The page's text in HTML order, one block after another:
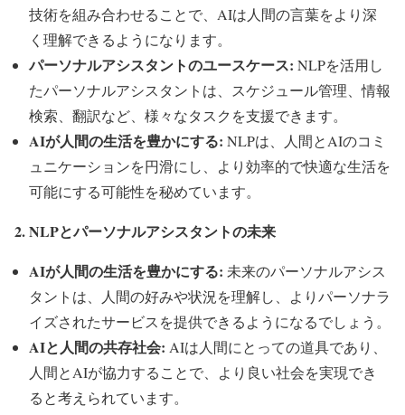
技術を組み合わせることで、AIは人間の言葉をより深
く理解できるようになります。
パーソナルアシスタントのユースケース: NLPを活用し
たパーソナルアシスタントは、スケジュール管理、情報
検索、翻訳など、様々なタスクを支援できます。
AIが人間の生活を豊かにする: NLPは、人間とAIのコミ
ュニケーションを円滑にし、より効率的で快適な生活を
可能にする可能性を秘めています。
2. NLPとパーソナルアシスタントの未来
AIが人間の生活を豊かにする: 未来のパーソナルアシス
タントは、人間の好みや状況を理解し、よりパーソナラ
イズされたサービスを提供できるようになるでしょう。
AIと人間の共存社会: AIは人間にとっての道具であり、
人間とAIが協力することで、より良い社会を実現でき
ると考えられています。